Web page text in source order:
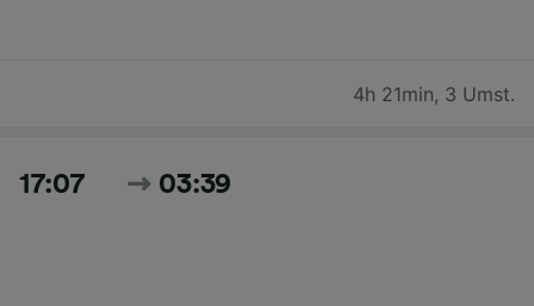
4h 21min, 3 Umst.
17:07 03:39